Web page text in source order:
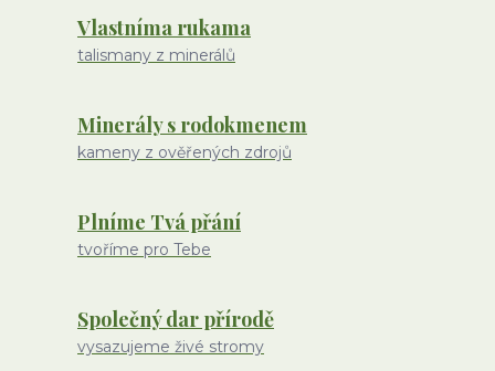
Vlastníma rukama
talismany z minerálů
Minerály s rodokmenem
kameny z ověřených zdrojů
Plníme Tvá přání
tvoříme pro Tebe
Společný dar přírodě
vysazujeme živé stromy